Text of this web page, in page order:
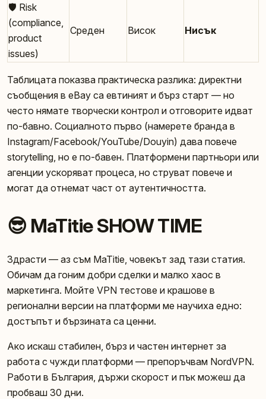
🛡️ Risk
(compliance,
product
issues)
Среден Висок Нисък
Таблицата показва практическа разлика: директни
съобщения в eBay са евтиният и бърз старт — но
често нямате творчески контрол и отговорите идват
по-бавно. Социалното първо (намерете бранда в
Instagram/Facebook/YouTube/Douyin) дава повече
storytelling, но е по-бавен. Платформени партньори или
агенции ускоряват процеса, но струват повече и
могат да отнемат част от аутентичността.
😎 MaTitie SHOW TIME
Здрасти — аз съм MaTitie, човекът зад тази статия.
Обичам да гоним добри сделки и малко хаос в
маркетинга. Мойте VPN тестове и крашове в
регионални версии на платформи ме научиха едно:
достъпът и бързината са ценни.
Ако искаш стабилен, бърз и частен интернет за
работа с чужди платформи — препоръчвам NordVPN.
Работи в България, държи скорост и пък можеш да
пробваш 30 дни.